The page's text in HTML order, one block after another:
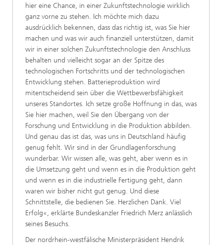
hier eine Chance, in einer Zukunftstechnologie wirklich
ganz vorne zu stehen. Ich möchte mich dazu
ausdrücklich bekennen, dass das richtig ist, was Sie hier
machen und was wir auch finanziell unterstützen, damit
wir in einer solchen Zukunftstechnologie den Anschluss
behalten und vielleicht sogar an der Spitze des
technologischen Fortschritts und der technologischen
Entwicklung stehen. Batterieproduktion wird
mitentscheidend sein über die Wettbewerbsfähigkeit
unseres Standortes. Ich setze große Hoffnung in das, was
Sie hier machen, weil Sie den Übergang von der
Forschung und Entwicklung in die Produktion abbilden.
Und genau das ist das, was uns in Deutschland häufig
genug fehlt. Wir sind in der Grundlagenforschung
wunderbar. Wir wissen alle, was geht, aber wenn es in
die Umsetzung geht und wenn es in die Produktion geht
und wenn es in die industrielle Fertigung geht, dann
waren wir bisher nicht gut genug. Und diese
Schnittstelle, die bedienen Sie. Herzlichen Dank. Viel
Erfolg«, erklärte Bundeskanzler Friedrich Merz anlässlich
seines Besuchs.
Der nordrhein-westfälische Ministerpräsident Hendrik